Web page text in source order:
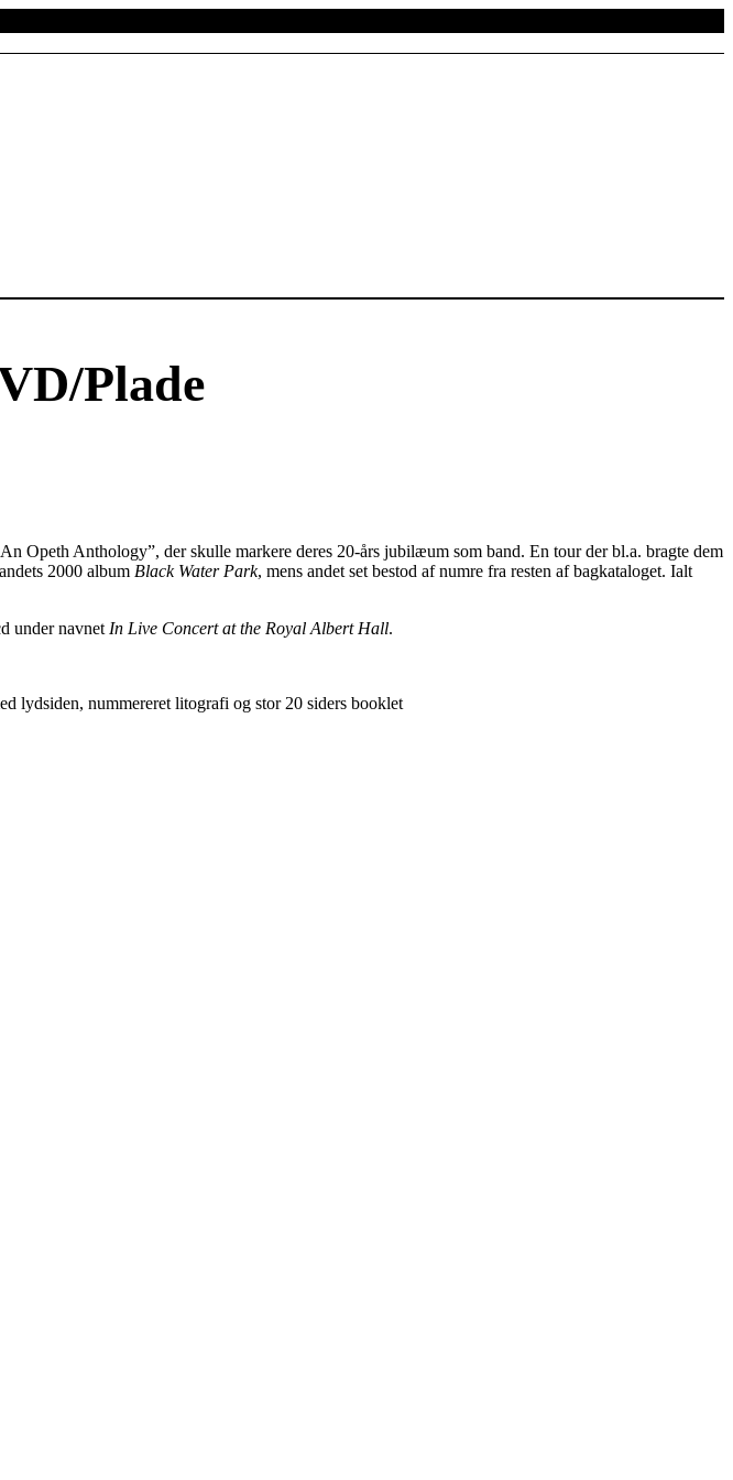
plade
Opeth Anthology”, der skulle markere deres 20-års jubilæum som band. En tour der bl.a. bragte dem
2000 album Black Water Park, mens andet set bestod af numre fra resten af bagkataloget. Ialt
under navnet In Live Concert at the Royal Albert Hall.
lydsiden, nummereret litografi og stor 20 siders booklet